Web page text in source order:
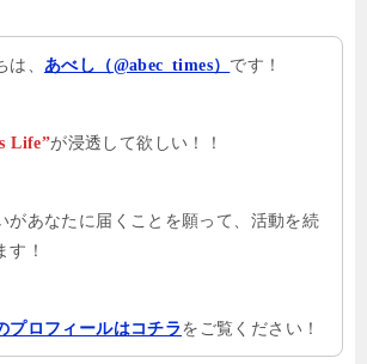
は、 あべし（@abec_times） です！
Life”が浸透して欲しい！！
があなたに届くことを願って、活動を続
す！
プロフィールはコチラをご覧ください！